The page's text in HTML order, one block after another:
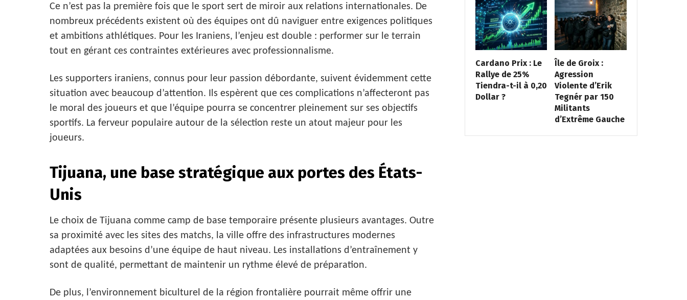
Ce n’est pas la première fois que le sport sert de miroir aux relations internationales. De
nombreux précédents existent où des équipes ont dû naviguer entre exigences politiques
et ambitions athlétiques. Pour les Iraniens, l’enjeu est double : performer sur le terrain
tout en gérant ces contraintes extérieures avec professionnalisme.
Les supporters iraniens, connus pour leur passion débordante, suivent évidemment cette
situation avec beaucoup d’attention. Ils espèrent que ces complications n’affecteront pas
le moral des joueurs et que l’équipe pourra se concentrer pleinement sur ses objectifs
sportifs. La ferveur populaire autour de la sélection reste un atout majeur pour les
joueurs.
Tijuana, une base stratégique aux portes des États-
Unis
Le choix de Tijuana comme camp de base temporaire présente plusieurs avantages. Outre
sa proximité avec les sites des matchs, la ville offre des infrastructures modernes
adaptées aux besoins d’une équipe de haut niveau. Les installations d’entraînement y
sont de qualité, permettant de maintenir un rythme élevé de préparation.
De plus, l’environnement biculturel de la région frontalière pourrait même offrir une
Cardano Prix : Le
Rallye de 25%
Tiendra-t-il à 0,20
Dollar ?
Île de Groix :
Agression
Violente d’Erik
Tegnér par 150
Militants
d’Extrême Gauche